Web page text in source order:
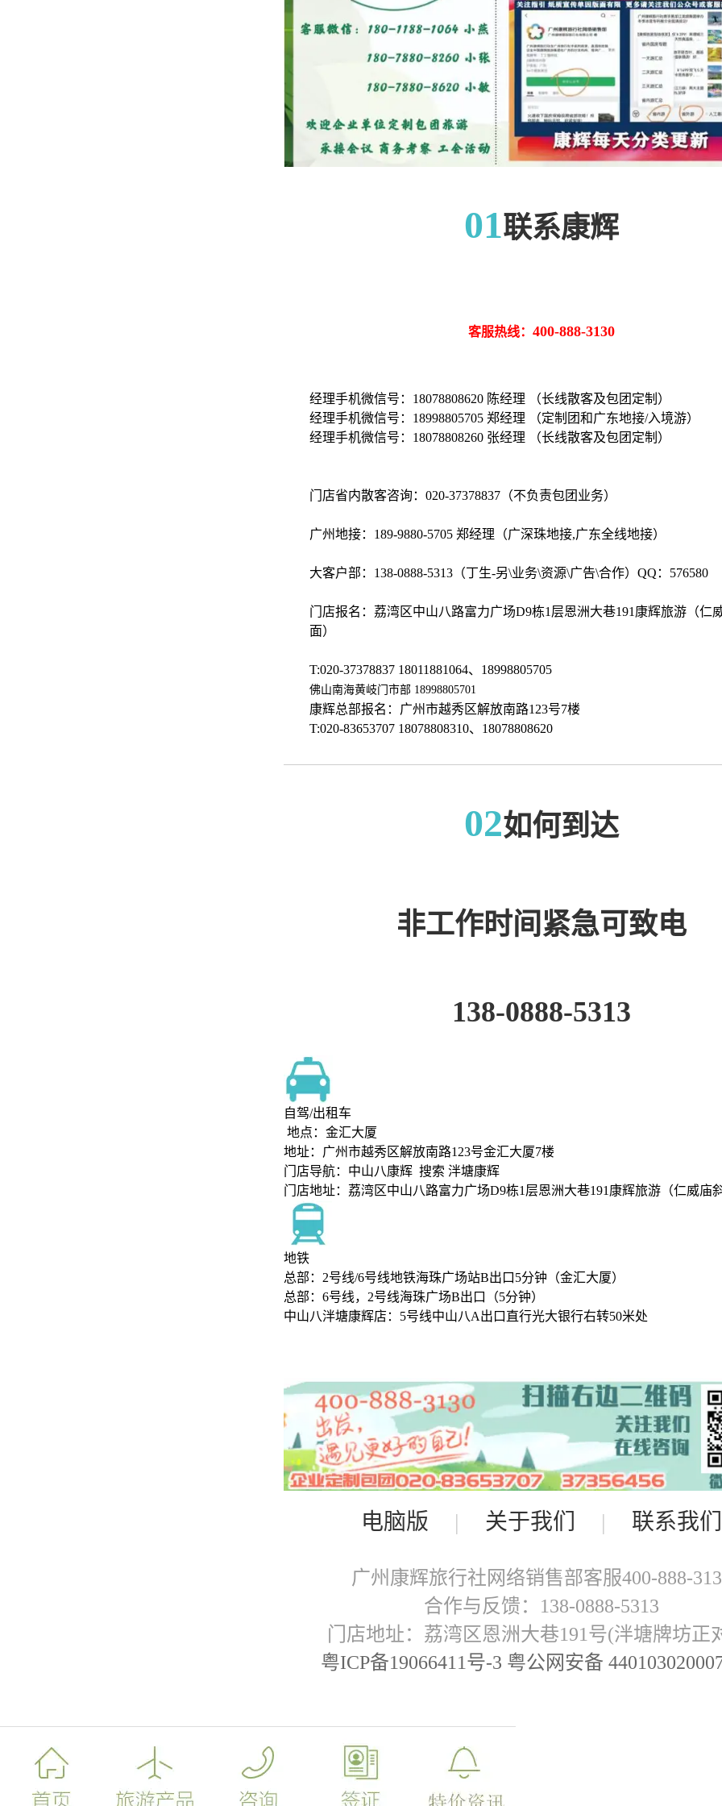
01联系康辉
客服热线： 400-888-3130
经理手机微信号：18078808620 陈经理
（长线散客及包团定制）
经理手机微信号：18998805705 郑经理 （定制团和广东地接/入境游）
经理手机微信号：18078808260 张经理 （长线散客及包团定制）
门店省内散客咨询：020-37378837（不负责包团业务）
广州地接：189-9880-5705 郑经理 （广深珠地接,广东全线地接）
大客户部：138-0888-5313（丁生-另\业务\资源\广告\合作）QQ：576580
门店报名：荔湾区中山八路富力广场D9栋1层恩洲大巷191康辉旅游（仁
面）
T:020-37378837 18011881064、18998805705
佛山南海黄岐门市部 18998805701
康辉总部报名：广州市越秀区解放南路123号7楼
T:020-83653707 18078808310、18078808620
02如何到达
非工作时间紧急可致电
138-0888-5313
自驾/出租车
地点：金汇大厦
地址：广州市越秀区解放南路123号金汇大厦7楼
门店导航：中山八康辉 搜索 泮塘康辉
门店地址：荔湾区中山八路富力广场D9栋1层恩洲大巷191康辉旅游（仁威庙
地铁
总部：2号线/6号线地铁海珠广场站B出口5分钟（金汇大厦）
总部：6号线，2号线海珠广场B出口（5分钟）
中山八泮塘康辉店：5号线中山八A出口直行光大银行右转50米处
电脑版 | 关于我们 | 联系我们
广州康辉旅行社网络销售部客服400-888-
合作与反馈：138-0888-5313
门店地址：荔湾区恩洲大巷191号(泮塘牌坊正
粤ICP备19066411号-3 粤公网安备